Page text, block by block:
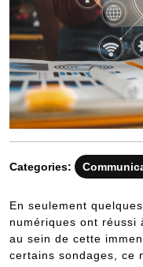
Categories:
En seulement
numériques ont réussi
au sein de cette
certains sondages, ce